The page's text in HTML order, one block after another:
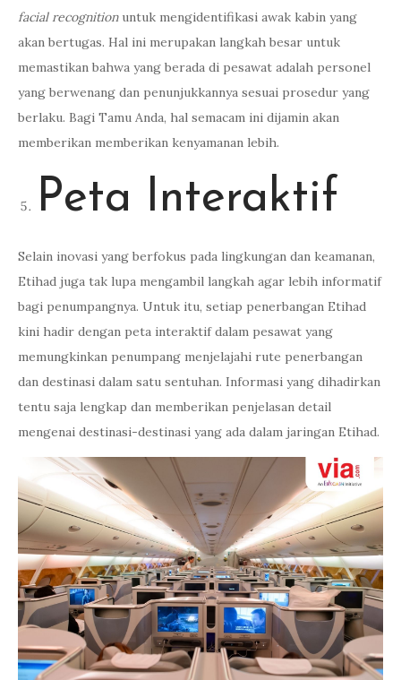
facial recognitionuntuk mengidentifikasi awak kabin yang
akan bertugas. Hal ini merupakan langkah besar untuk
memastikan bahwa yang berada di pesawat adalah personel
yang berwenang dan penunjukkannya sesuai prosedur yang
berlaku. Bagi Tamu Anda, hal semacam ini dijamin akan
memberikan memberikan kenyamanan lebih.
Peta Interaktif
Selain inovasi yang berfokus pada lingkungan dan keamanan,
Etihad juga tak lupa mengambil langkah agar lebih informatif
bagi penumpangnya. Untuk itu, setiap penerbangan Etihad
kini hadir dengan peta interaktif dalam pesawat yang
memungkinkan penumpang menjelajahi rute penerbangan
dan destinasi dalam satu sentuhan. Informasi yang dihadirkan
tentu saja lengkap dan memberikan penjelasan detail
mengenai destinasi-destinasi yang ada dalam jaringan Etihad.